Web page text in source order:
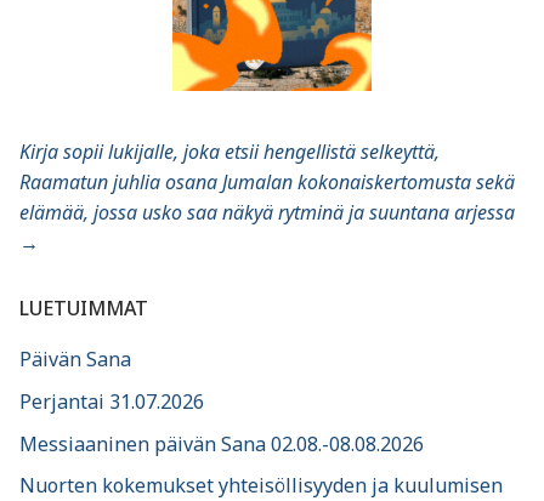
Kirja sopii lukijalle, joka etsii hengellistä selkeyttä,
Raamatun juhlia osana Jumalan kokonaiskertomusta sekä
elämää, jossa usko saa näkyä rytminä ja suuntana arjessa
→
LUETUIMMAT
Päivän Sana
Perjantai 31.07.2026
Messiaaninen päivän Sana 02.08.-08.08.2026
Nuorten kokemukset yhteisöllisyyden ja kuulumisen